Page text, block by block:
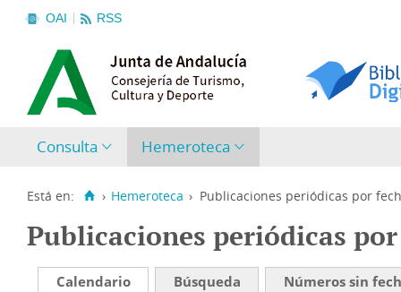
OAI RSS
Consulta Hemeroteca
Está en: › Hemeroteca › Publicaciones periódicas por
Publicaciones periódicas
Calendario Búsqueda
Números sin